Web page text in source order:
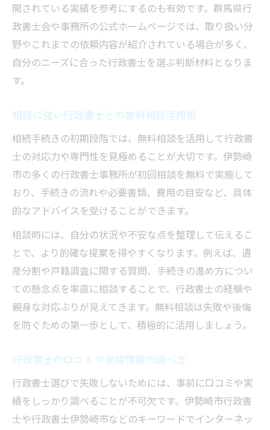
行政書士が教える無駄のない手続きの進め
方
専門家ならではの相続アドバイス活用法
行政書士を活用した節税対策のポイント
行政書士による遺言書作成サポートの利点
行政書士の無料相談を効果的に利用する方
法
行政書士活用で安心相続の実現へ
行政書士が相続手続きの不安を解消する理
由
行政書士による相続書類作成のポイント
行政書士との連携で相続問題を未然に防ぐ
行政書士活用で家族の負担を軽減する方法
開されている実績を参考にするのも有効です。群馬県行
政書士会や事務所の公式ホームページでは、取り扱い分
野やこれまでの依頼内容が紹介されている場合が多く、
自分のニーズに合った行政書士を選ぶ判断材料となりま
す。
相続に強い行政書士との無料相談活用術
相続手続きの初期段階では、無料相談を活用して行政書
士の対応力や専門性を見極めることが大切です。伊勢崎
市の多くの行政書士事務所が初回相談を無料で実施して
おり、手続きの流れや必要書類、費用の目安など、具体
的なアドバイスを受けることができます。
相談時には、自分の状況や不安な点を整理して伝えるこ
とで、より的確な提案を得やすくなります。例えば、遺
産分割や戸籍調査に関する質問、手続きの進め方につい
ての懸念点を率直に相談することで、行政書士の経験や
親身な対応ぶりが見えてきます。無料相談は失敗や後悔
を防ぐための第一歩として、積極的に活用しましょう。
行政書士の口コミや実績情報の調べ方
行政書士選びで失敗しないためには、事前に口コミや実
績をしっかり調べることが不可欠です。伊勢崎市行政書
士や行政書士伊勢崎市などのキーワードでインターネッ